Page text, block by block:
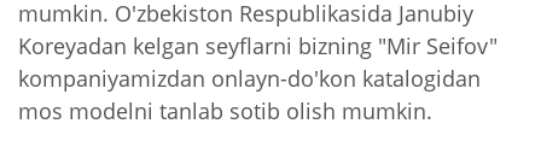
mumkin. O'zbekiston Respublikasida Janubiy
Koreyadan kelgan seyflarni bizning "Mir Seifov"
kompaniyamizdan onlayn-do'kon katalogidan
mos modelni tanlab sotib olish mumkin.